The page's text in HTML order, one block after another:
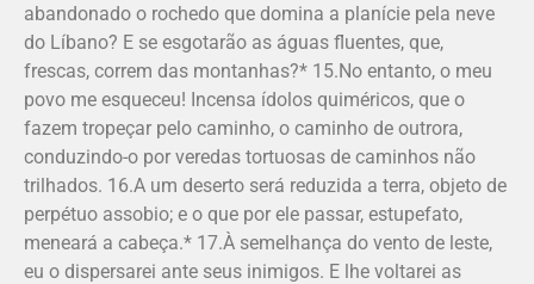
abandonado o rochedo que domina a planície pela neve
do Líbano? E se esgotarão as águas fluentes, que,
frescas, correm das montanhas?* 15.No entanto, o meu
povo me esqueceu! Incensa ídolos quiméricos, que o
fazem tropeçar pelo caminho, o caminho de outrora,
conduzindo-o por veredas tortuosas de caminhos não
trilhados. 16.A um deserto será reduzida a terra, objeto de
perpétuo assobio; e o que por ele passar, estupefato,
meneará a cabeça.* 17.À semelhança do vento de leste,
eu o dispersarei ante seus inimigos. E lhe voltarei as